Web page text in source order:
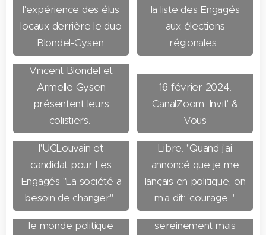
l'expérience des élus
locaux derrière le duo
Blondel-Gysen.
la liste des Engagés
aux élections
régionales.
15 mars 2024.
L'Avenir. Les
nouveaux Engagés
Vincent Blondel et
Armelle Gysen
présentent leurs
colistiers.
16 février 2024.
CanalZoom. Invit' &
Vous
9 février 2024. RTBF
La Première. Vincent
Blondel, ex-recteur de
l'UCLouvain et
candidat pour Les
Engagés "La société a
besoin de changer".
9 février 2024. La
Libre. "Quand j'ai
annoncé que je me
lançais en politique, on
m'a dit: 'courage...'.
9 février 2024. Le
Soir. L'ancien recteur
de l'UCLouvain : "J'ai
bien conscience que
le monde politique
9 février 2024. RTBF.
Passation de pouvoir
à l'UCLouvain : "C'est
sereinement mais